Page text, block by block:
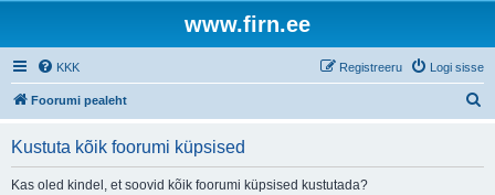
www.firn.ee
KKK Logi sisse
Registreeru
Foorumi pealeht
Kustuta kõik foorumi küpsised
Kas oled kindel, et soovid kõik foorumi küpsised kustutada?